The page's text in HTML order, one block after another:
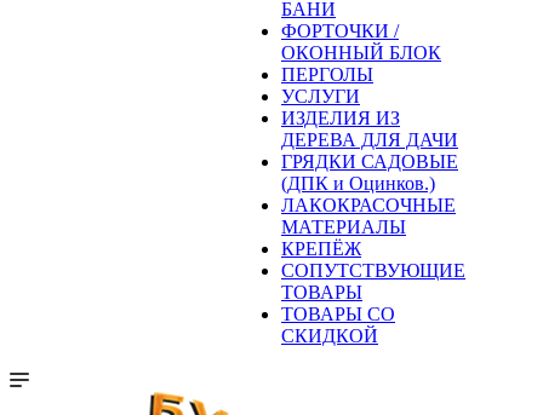
БАНИ
ФОРТОЧКИ /
ОКОННЫЙ БЛОК
ПЕРГОЛЫ
УСЛУГИ
ИЗДЕЛИЯ ИЗ
ДЕРЕВА ДЛЯ ДАЧИ
ГРЯДКИ САДОВЫЕ
(ДПК и Оцинков.)
ЛАКОКРАСОЧНЫЕ
МАТЕРИАЛЫ
КРЕПЁЖ
СОПУТСТВУЮЩИЕ
ТОВАРЫ
ТОВАРЫ СО
СКИДКОЙ